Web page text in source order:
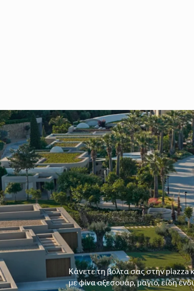
Κάνετε τη βόλτα σας στην
με φίνα αξεσουάρ, μαγιό, είδη